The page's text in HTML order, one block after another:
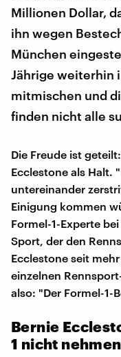
Millionen Dollar,
ihn wegen
München
Jährige weiterhin
mitmischen und
finden nicht alle
Die Freude ist
Ecclestone als Halt.
untereinander
Einigung kommen
Formel-1-Experte
Sport, der den
Ecclestone seit
einzelnen
also: "Der Formel-1-
Bernie
1 nicht nehmen